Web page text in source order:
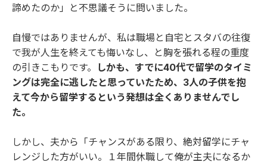
諦めたのか」と不思議そうに問いました。
自慢ではありませんが、私は職場と自宅とスタバの往復
で我が人生を終えても悔いなし、と胸を張れる程の重度
の引きこもりです。
しかも、すでに40代で留学のタイミ
ングは完全に逃したと思っていたため、3人の子供を抱
えて今から留学するという発想は全くありませんでし
た。
しかし、夫から「チャンスがある限り、絶対留学にチャ
レンジした方がいい。１年間休職して俺が主夫になるか